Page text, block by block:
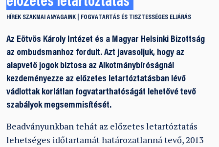
HÍREK SZAKMAI ANYAGAINK FOGVATARTÁS ÉS TISZTESSÉGES ELJÁRÁS
Az Eötvös Károly Intézet és a Magyar Helsinki Bizottság
az ombudsmanhoz fordult. Azt javasoljuk, hogy az
alapvető jogok biztosa az Alkotmánybíróságnál
kezdeményezze az előzetes letartóztatásban lévő
vádlottak korlátlan fogvatarthatóságát lehetővé tevő
szabályok megsemmisítését.
Beadványunkban tehát az előzetes letartóztatás
lehetséges időtartamát határozatlanná tevő, 2013